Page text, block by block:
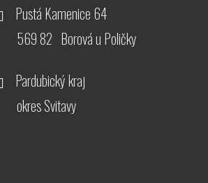
Pustá Kamenice 64
569 82 Borová u Poličky
Pardubický kraj
okres Svitavy